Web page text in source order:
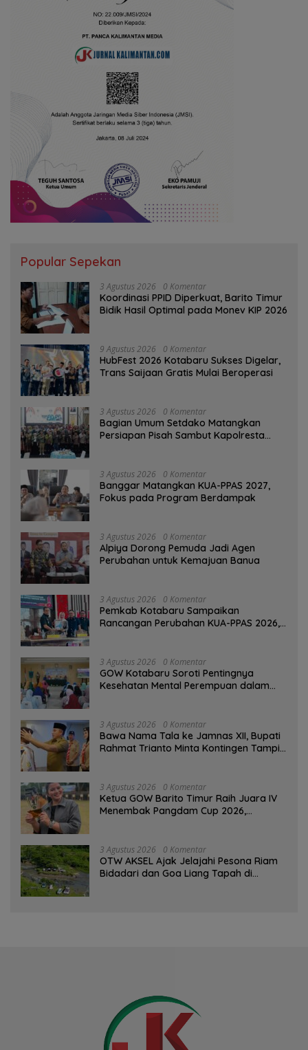
Popular Sepekan
3 Agustus 2026 0 Komentar
Koordinasi PPID Diperkuat, Barito Timur
Bidik Hasil Optimal pada Monev KIP 2026
9 Agustus 2026 0 Komentar
HubFest 2026 Kotabaru Sukses Digelar,
Trans Saijaan Gratis Mulai Beroperasi
3 Agustus 2026 0 Komentar
Bagian Umum Setdako Matangkan
Persiapan Pisah Sambut Kapolresta
3 Agustus 2026 0 Komentar
‎Banggar Matangkan KUA-PPAS 2027,
Fokus pada Program Berdampak
3 Agustus 2026 0 Komentar
‎Alpiya Dorong Pemuda Jadi Agen
Perubahan untuk Kemajuan Banua ‎
3 Agustus 2026 0 Komentar
Pemkab Kotabaru Sampaikan
Rancangan Perubahan KUA-PPAS 2026,
3 Agustus 2026 0 Komentar
GOW Kotabaru Soroti Pentingnya
Kesehatan Mental Perempuan dalam
3 Agustus 2026 0 Komentar
Bawa Nama Tala ke Jamnas XII, Bupati
Rahmat Trianto Minta Kontingen Tampil
3 Agustus 2026 0 Komentar
Ketua GOW Barito Timur Raih Juara IV
Menembak Pangdam Cup 2026,
3 Agustus 2026 0 Komentar
OTW AKSEL Ajak Jelajahi Pesona Riam
Bidadari dan Goa Liang Tapah di